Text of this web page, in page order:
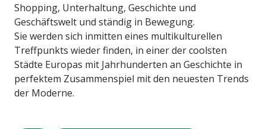
Shopping, Unterhaltung, Geschichte und
Geschäftswelt und ständig in Bewegung.
Sie werden sich inmitten eines multikulturellen
Treffpunkts wieder finden, in einer der coolsten
Städte Europas mit Jahrhunderten an Geschichte in
perfektem Zusammenspiel mit den neuesten Trends
der Moderne.